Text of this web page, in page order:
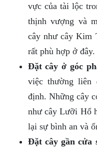
vực của tài lộc
thịnh vượng và
cây như cây Kim
rất phù hợp ở đây.
Đặt cây ở góc
việc thường liên
định. Những cây
như cây Lưỡi Hổ
lại sự bình an và
Đặt cây gần cửa